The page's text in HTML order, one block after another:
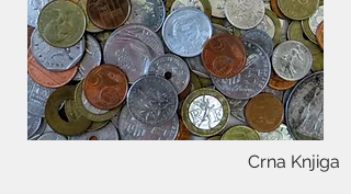
Crna Knjiga